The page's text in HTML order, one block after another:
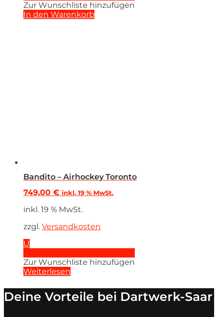
Zur Wunschliste hinzufügen
In den Warenkorb
Bandito – Airhockey Toronto
749,00 € inkl. 19 % MwSt.
inkl. 19 % MwSt.
zzgl. Versandkosten
U
Zur Wunschliste hinzufügen
Weiterlesen
Deine Vorteile bei Dartwerk-Saar